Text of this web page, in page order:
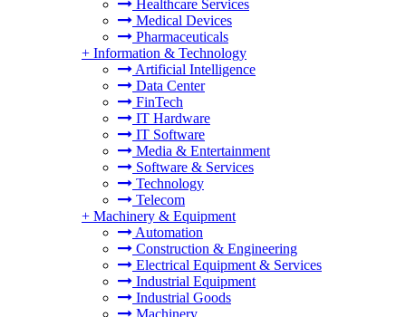
Healthcare Services
Medical Devices
Pharmaceuticals
+ Information & Technology
Artificial Intelligence
Data Center
FinTech
IT Hardware
IT Software
Media & Entertainment
Software & Services
Technology
Telecom
+ Machinery & Equipment
Automation
Construction & Engineering
Electrical Equipment & Services
Industrial Equipment
Industrial Goods
Machinery